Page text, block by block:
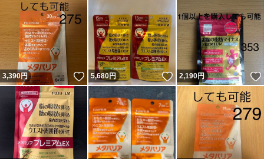
3,390円 いいね！
5,680円 いいね！
2,190円